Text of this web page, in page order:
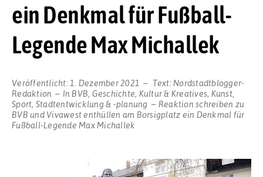
ein Denkmal für Fußball-
Legende Max Michallek
Veröffentlicht: 1. Dezember 2021 Text: Nordstadtblogger-
Redaktion
In BVB, Geschichte, Kultur & Kreatives, Kunst,
Sport, Stadtentwicklung & -planung Reaktion schreiben zu
BVB und Vivawest enthüllen am Borsigplatz ein Denkmal für
Fußball-Legende Max Michallek